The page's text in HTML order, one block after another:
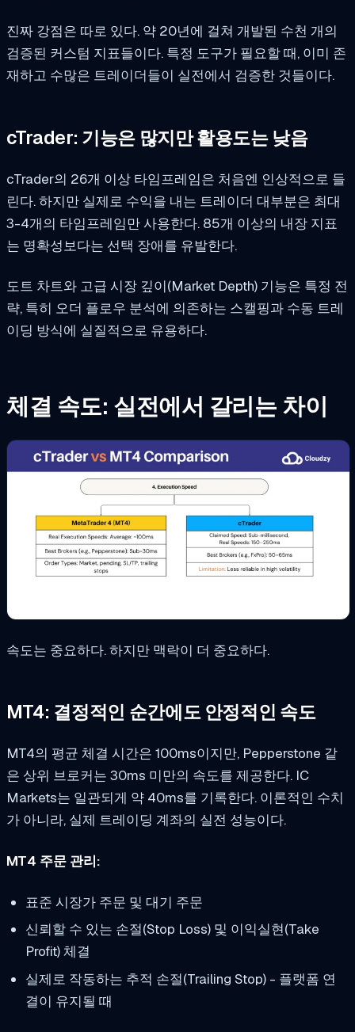
진짜 강점은 따로 있다. 약 20년에 걸쳐 개발된 수천 개의
검증된 커스텀 지표들이다. 특정 도구가 필요할 때, 이미 존
재하고 수많은 트레이더들이 실전에서 검증한 것들이다.
cTrader: 기능은 많지만 활용도는 낮음
cTrader의 26개 이상 타임프레임은 처음엔 인상적으로 들
린다. 하지만 실제로 수익을 내는 트레이더 대부분은 최대
3-4개의 타임프레임만 사용한다. 85개 이상의 내장 지표
는 명확성보다는 선택 장애를 유발한다.
도트 차트와 고급 시장 깊이(Market Depth) 기능은 특정 전
략, 특히 오더 플로우 분석에 의존하는 스캘핑과 수동 트레
이딩 방식에 실질적으로 유용하다.
체결 속도: 실전에서 갈리는 차이
속도는 중요하다. 하지만 맥락이 더 중요하다.
MT4: 결정적인 순간에도 안정적인 속도
MT4의 평균 체결 시간은 100ms이지만, Pepperstone 같
은 상위 브로커는 30ms 미만의 속도를 제공한다. IC
Markets는 일관되게 약 40ms를 기록한다. 이론적인 수치
가 아니라, 실제 트레이딩 계좌의 실전 성능이다.
MT4 주문 관리:
표준 시장가 주문 및 대기 주문
신뢰할 수 있는 손절(Stop Loss) 및 이익실현(Take
Profit) 체결
실제로 작동하는 추적 손절(Trailing Stop) - 플랫폼 연
결이 유지될 때